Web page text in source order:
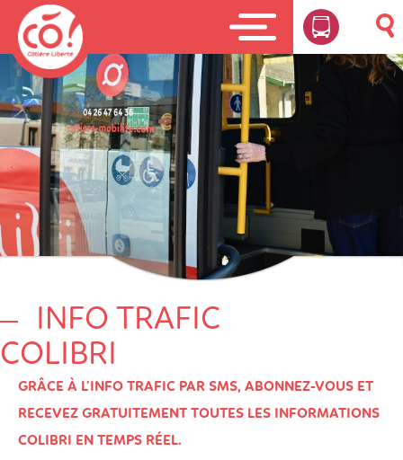
INFO TRAFIC
COLIBRI
GRÂCE À L’INFO TRAFIC PAR SMS, ABONNEZ-VOUS ET
RECEVEZ GRATUITEMENT TOUTES LES INFORMATIONS
COLIBRI EN TEMPS RÉEL.